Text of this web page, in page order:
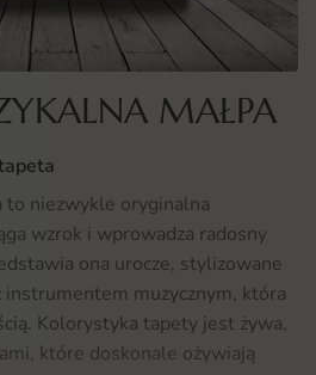
MAŁPA
to niezwykle oryginalna
wzrok i wprowadza radosny
ona urocze, stylizowane
instrumentem muzycznym, która
Kolorystyka tapety jest żywa,
które doskonale ożywiają